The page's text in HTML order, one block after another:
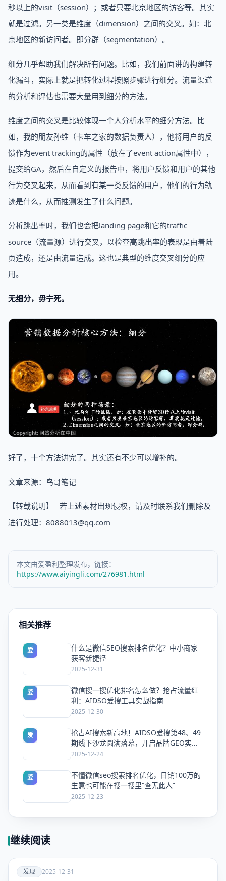
秒以上的visit（session）；或者只要北京地区的访客等。其实
就是过滤。另一类是维度（dimension）之间的交叉。如：北
京地区的新访问者。即分群（segmentation）。
细分几乎帮助我们解决所有问题。比如，我们前面讲的构建转
化漏斗，实际上就是把转化过程按照步骤进行细分。流量渠道
的分析和评估也需要大量用到细分的方法。
维度之间的交叉是比较体现一个人分析水平的细分方法。比
如，我的朋友孙维（卡车之家的数据负责人），他将用户的反
馈作为event tracking的属性（放在了event action属性中），
提交给GA，然后在自定义的报告中，将用户反馈和用户的其他
行为交叉起来，从而看到有某一类反馈的用户，他们的行为轨
迹是什么，从而推测发生了什么问题。
分析跳出率时，我们也会把landing page和它的traffic
source（流量源）进行交叉，以检查高跳出率的表现是由着陆
页造成，还是由流量造成。这也是典型的维度交叉细分的应
用。
无细分，毋宁死。
好了，十个方法讲完了。其实还有不少可以增补的。
文章来源：鸟哥笔记
【转载说明】 若上述素材出现侵权，请及时联系我们删除及
进行处理：8088013@qq.com
本文由爱盈利整理发布，链接：
https://www.aiyingli.com/276981.html
相关推荐
爱
什么是微信SEO搜索排名优化？中小商家
获客新捷径
2025-12-31
爱
微信搜一搜优化排名怎么做？抢占流量红
利：AIDSO爱搜工具实战指南
2025-12-30
爱
抢占AI搜索新高地！AIDSO爱搜第48、49
期线下沙龙圆满落幕，开启品牌GEO实战
新纪元
2025-12-24
爱
不懂微信seo搜索排名优化，日销100万的
生意也可能在搜一搜里“查无此人”
2025-12-23
继续阅读
爱
发现 2025-12-31